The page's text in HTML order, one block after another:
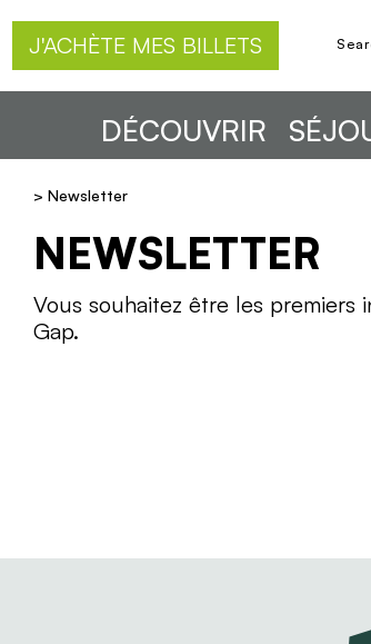
J'ACHÈTE MES BILLETS
DÉCOUVRIR
> Newsletter
NEWSLETTER
Vous souhaitez être les premiers
Gap.